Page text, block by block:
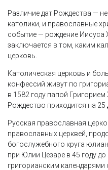
Различие дат Рождества —
католики, и православные
событие — рождение Иисуса
заключается в том, каким
церковь.
Католическая церковь и
конфессий живут по
в 1582 году папой
Рождество приходится на 25
Русская православная
православных церквей,
богослужебного круга
при Юлии Цезаре в 45 году
григорианским календарями